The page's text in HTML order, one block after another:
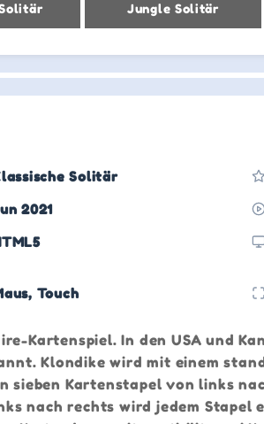
Jungle Solitär
Solitär
2021
Touch
Kartenspiel. In den USA und
Klondike wird mit einem
sieben Kartenstapel von links
nach rechts wird jedem Stapel